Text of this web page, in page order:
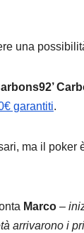
una
garantiti.
ma il poker
Marco –
arrivarono i